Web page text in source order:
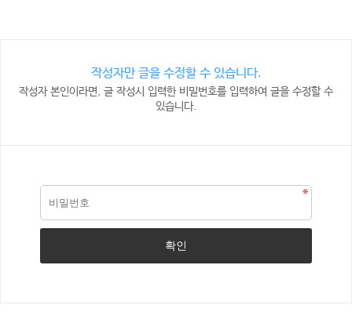
작성자만 글을 수정할 수 있습니다.
작성자 본인이라면, 글 작성시 입력한 비밀번호를 입력하여 글을 수정할 수
있습니다.